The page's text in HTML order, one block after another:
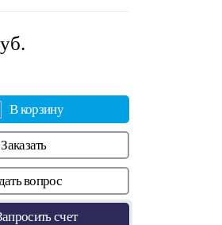
В корзину
Заказать
вопрос
счет